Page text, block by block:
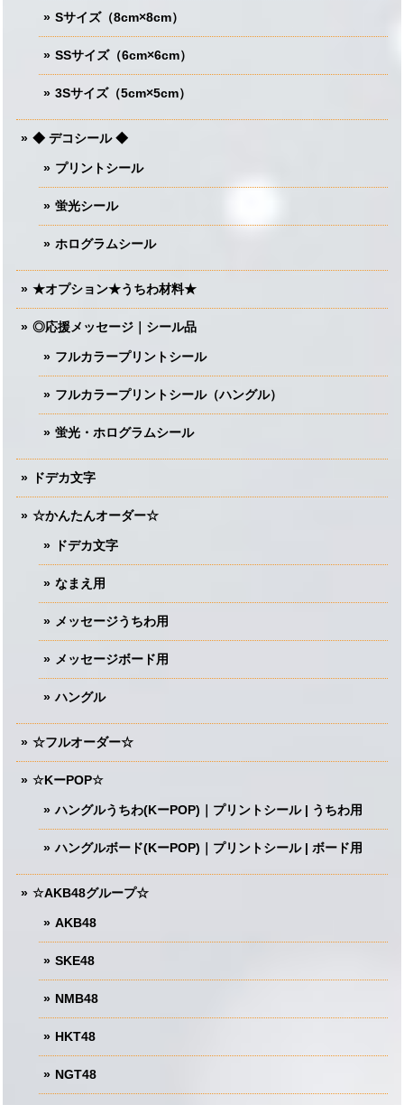
Sサイズ（8cm×8cm）
SSサイズ（6cm×6cm）
3Sサイズ（5cm×5cm）
◆ デコシール ◆
プリントシール
蛍光シール
ホログラムシール
★オプション★うちわ材料★
◎応援メッセージ｜シール品
フルカラープリントシール
フルカラープリントシール（ハングル）
蛍光・ホログラムシール
ドデカ文字
☆かんたんオーダー☆
ドデカ文字
なまえ用
メッセージうちわ用
メッセージボード用
ハングル
☆フルオーダー☆
☆KーPOP☆
ハングルうちわ(KーPOP)｜プリントシール | うちわ用
ハングルボード(KーPOP)｜プリントシール | ボード用
☆AKB48グループ☆
AKB48
SKE48
NMB48
HKT48
NGT48